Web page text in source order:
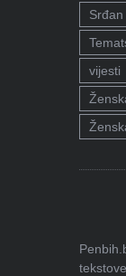
vijesti